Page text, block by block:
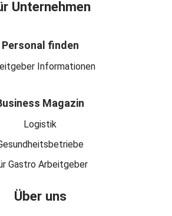
Unternehmen
Personal finden
Informationen
Magazin
Logistik
Gastro Arbeitgeber
Über uns